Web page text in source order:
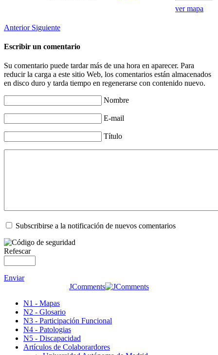
ver mapa
Anterior Siguiente
Escribir un comentario
Su comentario puede tardar más de una hora en aparecer. Para
reducir la carga a este sitio Web, los comentarios están almacenados
en disco duro y tarda tiempo en regenerarse con contenido nuevo.
Nombre
E-mail
Título
Subscribirse a la notificación de nuevos comentarios
Refescar
Enviar
JComments
N1 - Mapas
N2 - Glosario
N3 - Participación Funcional
N4 - Patologias
N5 - Discapacidad
Artículos de Colaborardores